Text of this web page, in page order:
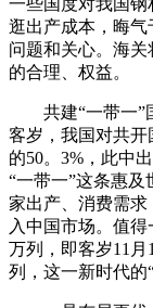
一些国度对我国
逛出产成本，晦
问题和关心。海
的合理、权益。
共建“一带一”国
客岁，我国对共开
的50。3%，此中
“一带一”这条惠及
家出产、消费需
入中国市场。值
万列，即客岁11
列，这一新时代的